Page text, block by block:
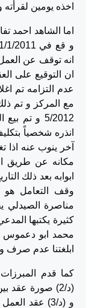
اخذه يومين لقرأته
اما الشاهد احمد
انه توقف عن
ان التوقيع على
عدم التزامه تم
5/2012 و
انذره شخصياً
آخر ينوب عنه
ابوابه بعد ذلك
وقف التعامل هو
مناصرة
كثيرة يكتبها
محمد ابو دعموس
ابلغتنا عدم صرف
(د/2) صورة عقد
و (د/3) عقد